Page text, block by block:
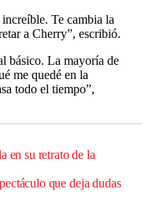
Te cambia la
a Cherry”, escribió.
básico. La mayoría de
me quedé en la
todo el tiempo”,
en su retrato de la
que deja dudas